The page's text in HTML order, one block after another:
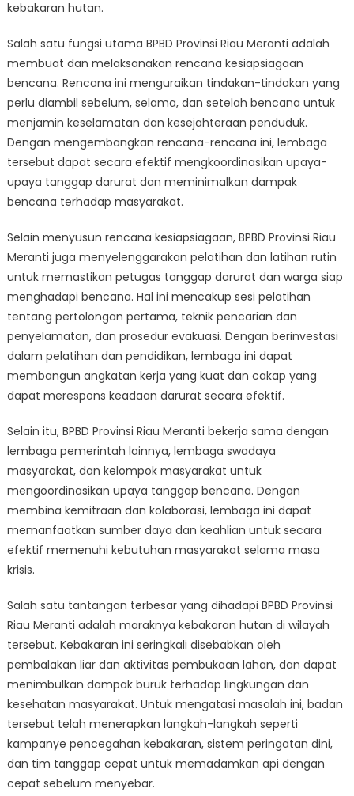
kebakaran hutan.
Salah satu fungsi utama BPBD Provinsi Riau Meranti adalah
membuat dan melaksanakan rencana kesiapsiagaan
bencana. Rencana ini menguraikan tindakan-tindakan yang
perlu diambil sebelum, selama, dan setelah bencana untuk
menjamin keselamatan dan kesejahteraan penduduk.
Dengan mengembangkan rencana-rencana ini, lembaga
tersebut dapat secara efektif mengkoordinasikan upaya-
upaya tanggap darurat dan meminimalkan dampak
bencana terhadap masyarakat.
Selain menyusun rencana kesiapsiagaan, BPBD Provinsi Riau
Meranti juga menyelenggarakan pelatihan dan latihan rutin
untuk memastikan petugas tanggap darurat dan warga siap
menghadapi bencana. Hal ini mencakup sesi pelatihan
tentang pertolongan pertama, teknik pencarian dan
penyelamatan, dan prosedur evakuasi. Dengan berinvestasi
dalam pelatihan dan pendidikan, lembaga ini dapat
membangun angkatan kerja yang kuat dan cakap yang
dapat merespons keadaan darurat secara efektif.
Selain itu, BPBD Provinsi Riau Meranti bekerja sama dengan
lembaga pemerintah lainnya, lembaga swadaya
masyarakat, dan kelompok masyarakat untuk
mengoordinasikan upaya tanggap bencana. Dengan
membina kemitraan dan kolaborasi, lembaga ini dapat
memanfaatkan sumber daya dan keahlian untuk secara
efektif memenuhi kebutuhan masyarakat selama masa
krisis.
Salah satu tantangan terbesar yang dihadapi BPBD Provinsi
Riau Meranti adalah maraknya kebakaran hutan di wilayah
tersebut. Kebakaran ini seringkali disebabkan oleh
pembalakan liar dan aktivitas pembukaan lahan, dan dapat
menimbulkan dampak buruk terhadap lingkungan dan
kesehatan masyarakat. Untuk mengatasi masalah ini, badan
tersebut telah menerapkan langkah-langkah seperti
kampanye pencegahan kebakaran, sistem peringatan dini,
dan tim tanggap cepat untuk memadamkan api dengan
cepat sebelum menyebar.